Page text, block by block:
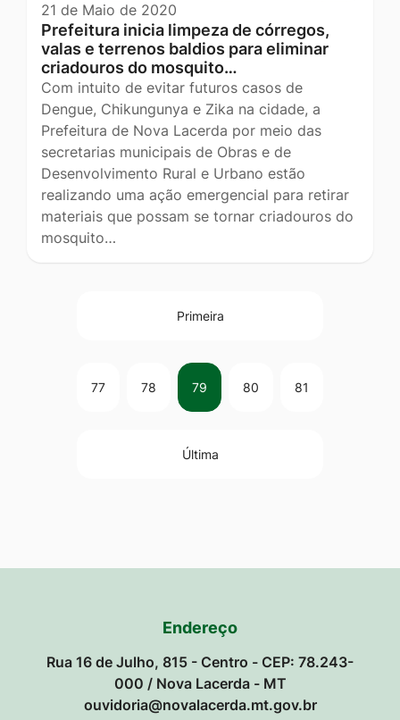
21 de Maio de 2020
Prefeitura inicia limpeza de córregos,
valas e terrenos baldios para eliminar
criadouros do mosquito…
Com intuito de evitar futuros casos de
Dengue, Chikungunya e Zika na cidade, a
Prefeitura de Nova Lacerda por meio das
secretarias municipais de Obras e de
Desenvolvimento Rural e Urbano estão
realizando uma ação emergencial para retirar
materiais que possam se tornar criadouros do
mosquito…
Primeira
77 78 79 80 81
Última
Endereço
Rua 16 de Julho, 815 - Centro - CEP: 78.243-
000 / Nova Lacerda - MT
ouvidoria@novalacerda.mt.gov.br